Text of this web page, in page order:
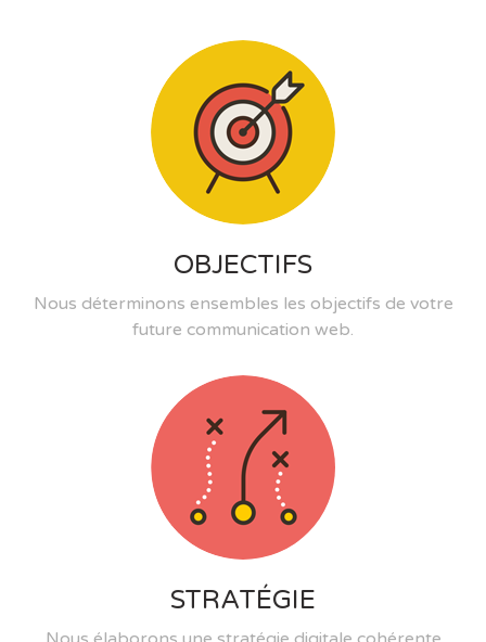
OBJECTIFS
Nous déterminons ensembles les objectifs de votre
future communication web.
STRATÉGIE